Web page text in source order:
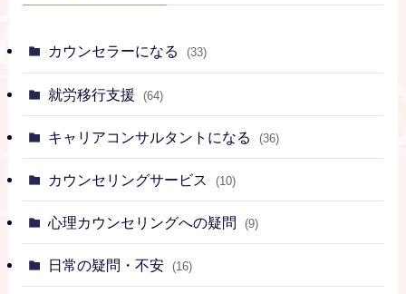
カウンセラーになる (33)
就労移行支援 (64)
キャリアコンサルタントになる (36)
カウンセリングサービス (10)
心理カウンセリングへの疑問 (9)
日常の疑問・不安 (16)